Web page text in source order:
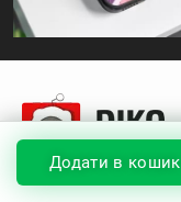
Додати в кошик